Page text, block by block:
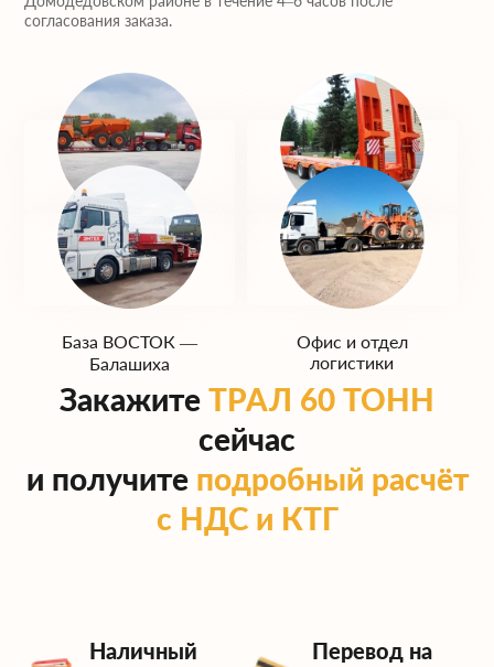
— сопровождение.
контролируем погрузку, крепление и
доставку на объект.
Оставьте заявку на сайте или позвоните —
мы предложим оптимальный вариант
перевозки вашего груза весом до 60 тонн с
учётом всех технических и юридических
нюансов.
согласования заказа.
База ЮГ —
Домодедово
База ЗАПАД —
Одинцово
База ВОСТОК —
Балашиха
Офис и отдел
логистики
Закажите ТРАЛ 60 ТОНН
сейчас
и получите подробный расчёт
с НДС и КТГ
Наличный
Перевод на